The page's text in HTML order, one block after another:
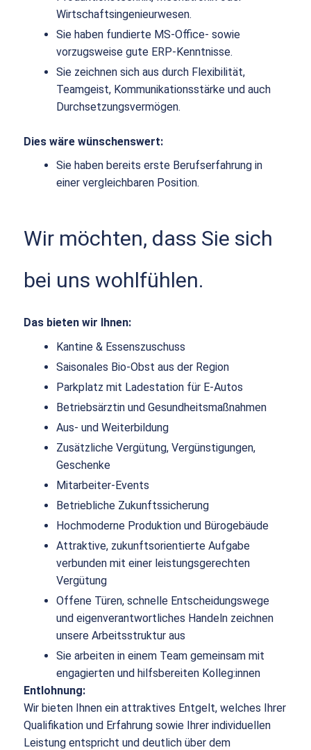
Wirtschaftsingenieurwesen.
Sie haben fundierte MS-Office- sowie
vorzugsweise gute ERP-Kenntnisse.
Sie zeichnen sich aus durch Flexibilität,
Teamgeist, Kommunikationsstärke und auch
Durchsetzungsvermögen.
Dies wäre wünschenswert:
Sie haben bereits erste Berufserfahrung in
einer vergleichbaren Position.
Wir möchten, dass Sie sich
bei uns wohlfühlen.
Das bieten wir Ihnen:
Kantine & Essenszuschuss
Saisonales Bio-Obst aus der Region
Parkplatz mit Ladestation für E-Autos
Betriebsärztin und Gesundheitsmaßnahmen
Aus- und Weiterbildung
Zusätzliche Vergütung, Vergünstigungen,
Geschenke
Mitarbeiter-Events
Betriebliche Zukunftssicherung
Hochmoderne Produktion und Bürogebäude
Attraktive, zukunftsorientierte Aufgabe
verbunden mit einer leistungsgerechten
Vergütung
Offene Türen, schnelle Entscheidungswege
und eigenverantwortliches Handeln zeichnen
unsere Arbeitsstruktur aus
Sie arbeiten in einem Team gemeinsam mit
engagierten und hilfsbereiten Kolleg:innen
Entlohnung:
Wir bieten Ihnen ein attraktives Entgelt, welches Ihrer
Qualifikation und Erfahrung sowie Ihrer individuellen
Leistung entspricht und deutlich über dem